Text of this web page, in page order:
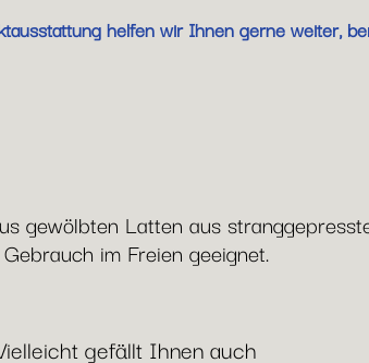
helfen wir Ihnen gerne weiter,
gewölbten Latten aus
im Freien geeignet.
gefällt Ihnen auch